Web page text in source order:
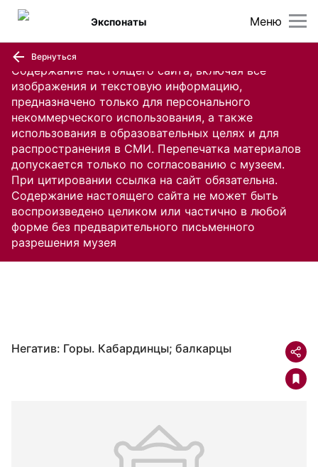
Содержание настоящего сайта, включая все
изображения и текстовую информацию,
предназначено только для персонального
некоммерческого использования, а также
использования в образовательных целях и для
распространения в СМИ. Перепечатка материалов
допускается только по согласованию с музеем.
При цитировании ссылка на сайт обязательна.
Содержание настоящего сайта не может быть
воспроизведено целиком или частично в любой
форме без предварительного письменного
разрешения музея
Меню
Экспонаты
Вернуться
Негатив: Горы. Кабардинцы; балкарцы